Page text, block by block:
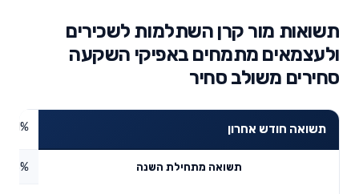
תשואות מור קרן השתלמות לשכירים
ולעצמאים מתמחים באפיקי השקעה
סחירים משולב סחיר
תשואה חודש אחרון
תשואה מתחילת השנה